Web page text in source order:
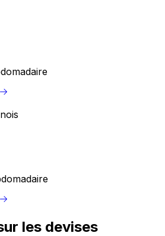
les devises